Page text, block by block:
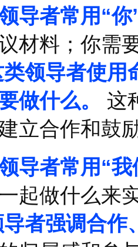
关重要的
趣。
目的
“为什么”
人感到他
， 试着用“